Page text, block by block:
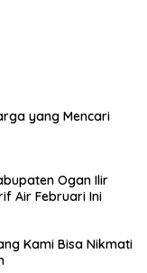
yang Mencari
Ogan Ilir
Air Februari Ini
Kami Bisa Nikmati